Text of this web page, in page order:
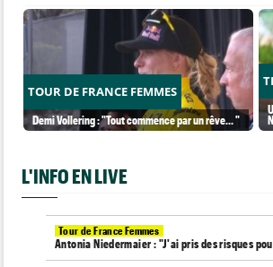
TOUR DE FRANCE FEMMES
Demi Vollering : "Tout commence par un rêve... "
L'INFO EN LIVE
Tour de France Femmes
Antonia Niedermaier : "J'ai pris des risques